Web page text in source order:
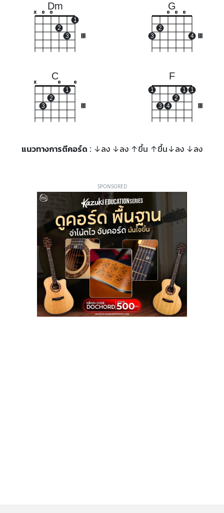
Dm
x o o
2
3
1
G
3
2
o o o
4
C
x
3
2
o
1
o
F
1
3 4
2
1 1
แนวทางการตีคอร์ด : ↓ลง ↓ลง ↑ขึ้น ↑ขึ้น↓ลง ↓ลง
SPONSORED